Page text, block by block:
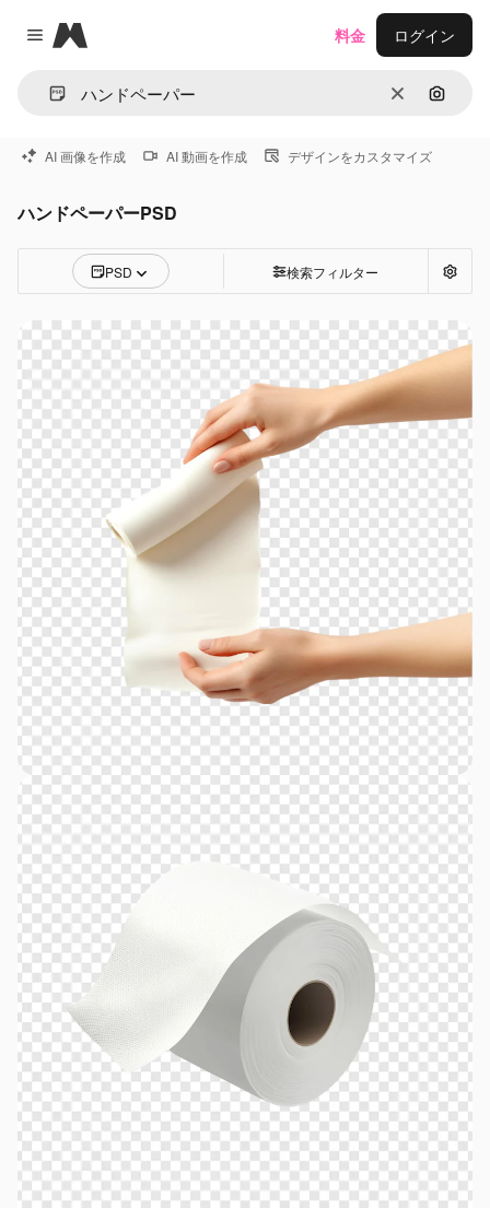
Close menu
Magnific
消去 画像で
料金 ログイン
AI 画像を作成 AI 動画を作成 デザインをカスタマイズ
ハンドペーパーPSD
PSD 検索フィルター